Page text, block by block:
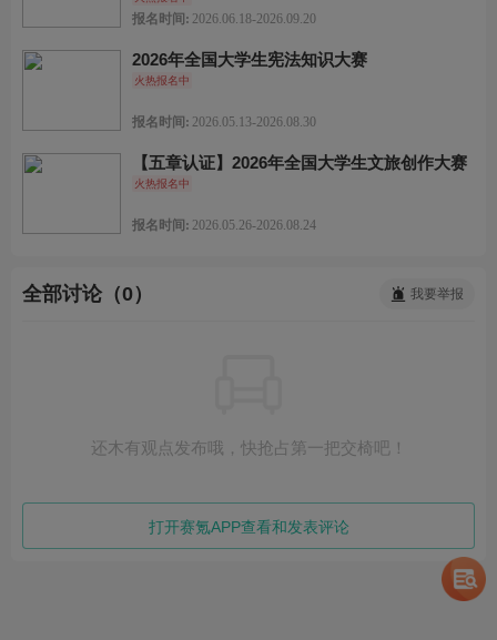
报名时间: 2026.06.18-2026.09.20
2026年全国大学生宪法知识大赛
火热报名中
报名时间: 2026.05.13-2026.08.30
【五章认证】2026年全国大学生文旅创作大赛
火热报名中
报名时间: 2026.05.26-2026.08.24
全部讨论（0） 我要举报
还木有观点发布哦，快抢占第一把交椅吧！
打开赛氪APP查看和发表评论